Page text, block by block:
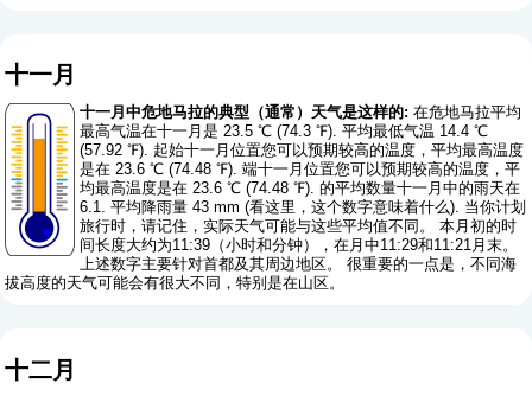
十一月
十一月中危地马拉的典型（通常）天气是这样的: 在危地马拉平均
最高气温在十一月是 23.5 ℃ (74.3 ℉). 平均最低气温 14.4 ℃
(57.92 ℉). 起始十一月位置您可以预期较高的温度，平均最高温度
是在 23.6 ℃ (74.48 ℉). 端十一月位置您可以预期较高的温度，平
均最高温度是在 23.6 ℃ (74.48 ℉). 的平均数量十一月中的雨天在
6.1. 平均降雨量 43 mm (看这里，这个数字意味着什么). 当你计划
旅行时，请记住，实际天气可能与这些平均值不同。 本月初的时
间长度大约为11:39（小时和分钟），在月中11:29和11:21月末。
上述数字主要针对首都及其周边地区。 很重要的一点是，不同海
拔高度的天气可能会有很大不同，特别是在山区。
十二月